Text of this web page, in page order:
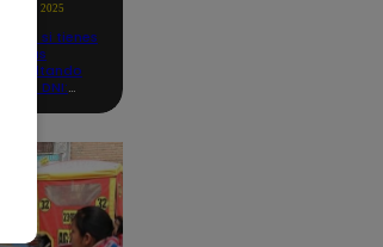
2025
Revisa si tienes
deudas
consultando
con tu DNI:
detalles